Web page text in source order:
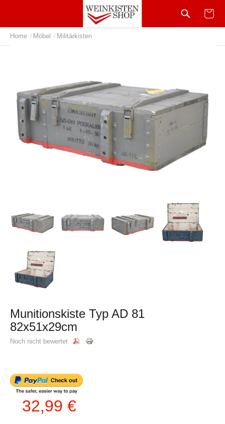
Home / Möbel / Militärkisten
Munitionskiste Typ AD 81
82x51x29cm
Noch nicht bewertet
32,99 €